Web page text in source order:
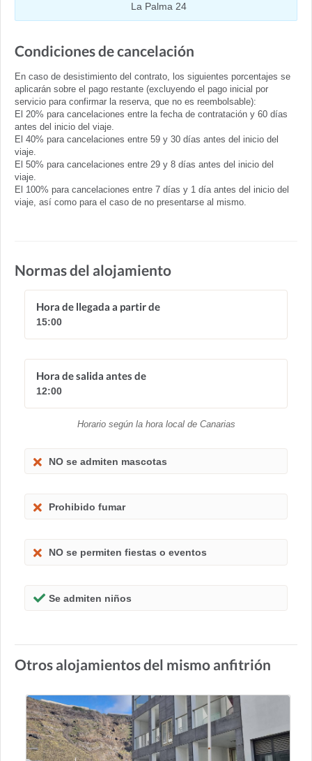
La Palma 24
Condiciones de cancelación
En caso de desistimiento del contrato, los siguientes porcentajes se
aplicarán sobre el pago restante (excluyendo el pago inicial por
servicio para confirmar la reserva, que no es reembolsable):
El 20% para cancelaciones entre la fecha de contratación y 60 días
antes del inicio del viaje.
El 40% para cancelaciones entre 59 y 30 días antes del inicio del
viaje.
El 50% para cancelaciones entre 29 y 8 días antes del inicio del
viaje.
El 100% para cancelaciones entre 7 días y 1 día antes del inicio del
viaje, así como para el caso de no presentarse al mismo.
Normas del alojamiento
Hora de llegada a partir de
15:00
Hora de salida antes de
12:00
Horario según la hora local de Canarias
NO se admiten mascotas
Prohibido fumar
NO se permiten fiestas o eventos
Se admiten niños
Otros alojamientos del mismo anfitrión